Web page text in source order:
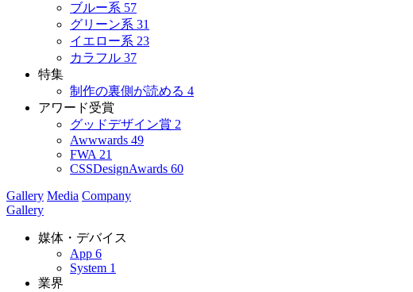
ブルー系 57
グリーン系 31
イエロー系 23
カラフル 37
特集
制作の裏側が読める 4
アワード受賞
グッドデザイン賞 2
Awwwards 49
FWA 21
CSSDesignAwards 60
Gallery Media Company
Gallery
媒体・デバイス
App 6
System 1
業界